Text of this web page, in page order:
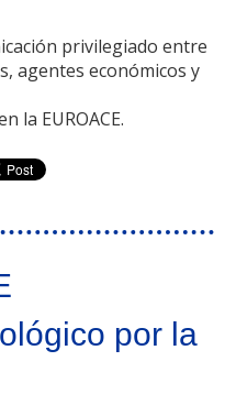
privilegiado entre
agentes económicos y
la EUROACE.
transfronterizas eurorregión
por la